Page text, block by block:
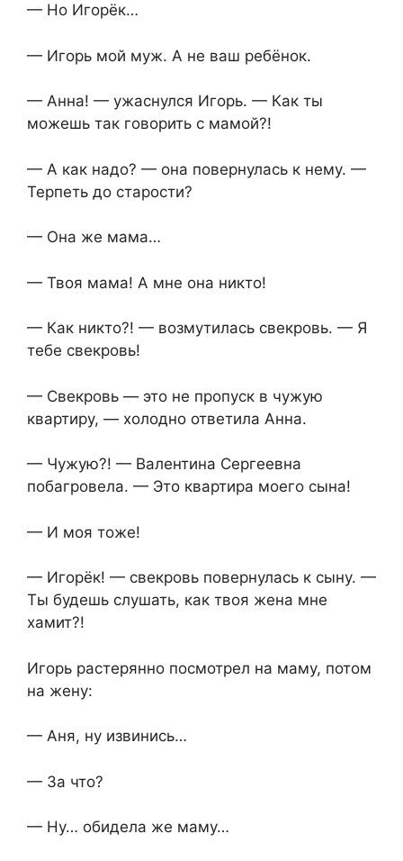
— Но Игорёк…
— Игорь мой муж. А не ваш ребёнок.
— Анна! — ужаснулся Игорь. — Как ты
можешь так говорить с мамой?!
— А как надо? — она повернулась к нему. —
Терпеть до старости?
— Она же мама…
— Твоя мама! А мне она никто!
— Как никто?! — возмутилась свекровь. — Я
тебе свекровь!
— Свекровь — это не пропуск в чужую
квартиру, — холодно ответила Анна.
— Чужую?! — Валентина Сергеевна
побагровела. — Это квартира моего сына!
— И моя тоже!
— Игорёк! — свекровь повернулась к сыну. —
Ты будешь слушать, как твоя жена мне
хамит?!
Игорь растерянно посмотрел на маму, потом
на жену:
— Аня, ну извинись…
— За что?
— Ну… обидела же маму…